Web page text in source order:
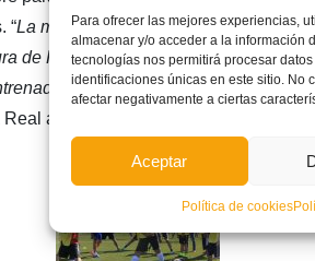
Para ofrecer las mejores experiencias,
almacenar y/o acceder a la información
tecnologías nos permitirá procesar
identificaciones únicas en este sitio. No
afectar negativamente a ciertas
Aceptar
Política de cookies
“La mayoría eran profesores de
de Fútbol, pero que no habían
de fútbol base que querían
a su regreso a Valencia.